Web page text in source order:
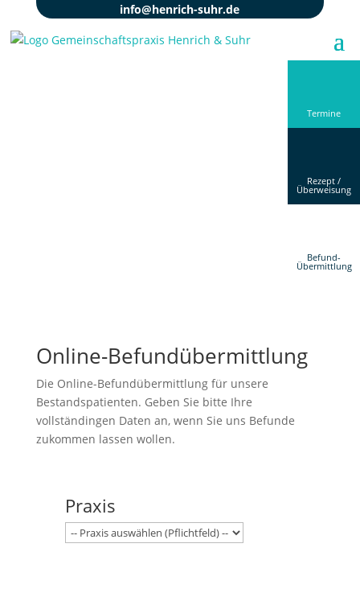
info@henrich-suhr.de
Termine
Rezept /
Überweisung
Befund-
Übermittlung
Online-Befundübermittlung
Die Online-Befundübermittlung für unsere
Bestandspatienten. Geben Sie bitte Ihre
vollständingen Daten an, wenn Sie uns Befunde
zukommen lassen wollen.
Praxis